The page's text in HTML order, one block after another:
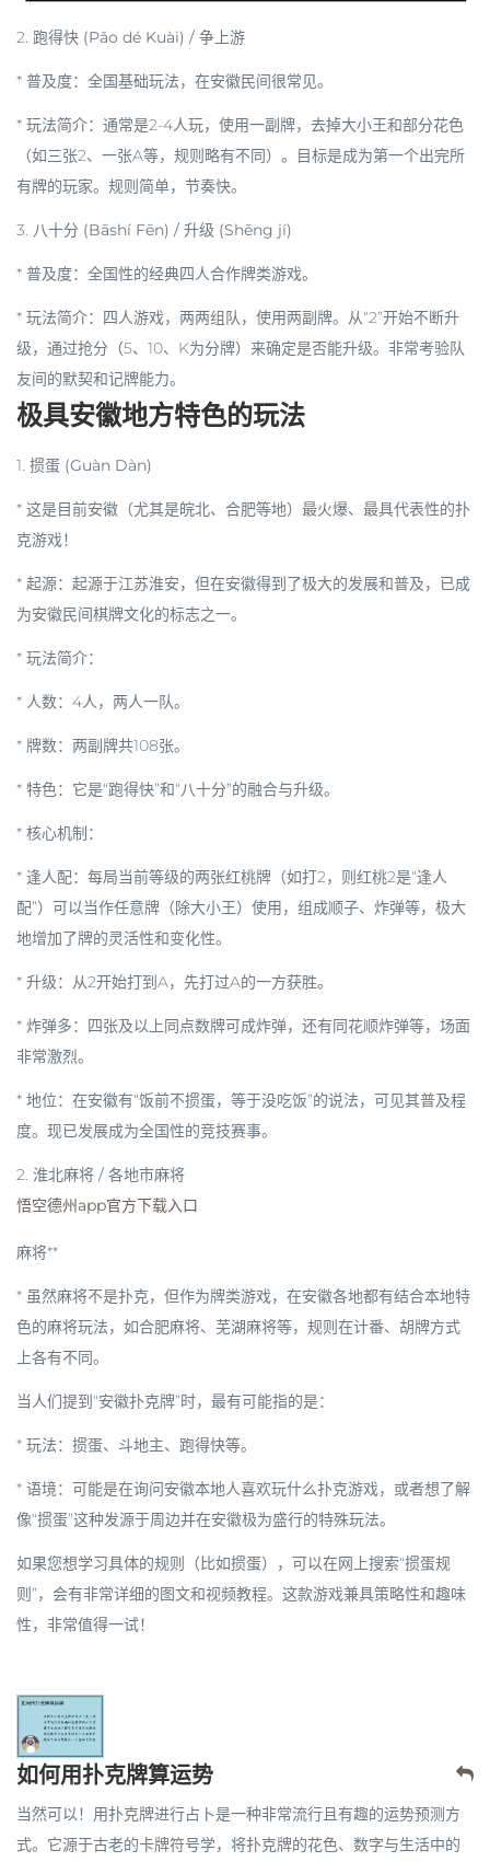
2. 跑得快 (Pǎo dé Kuài) / 争上游
* 普及度：全国基础玩法，在安徽民间很常见。
* 玩法简介：通常是2-4人玩，使用一副牌，去掉大小王和部分花色
（如三张2、一张A等，规则略有不同）。目标是成为第一个出完所
有牌的玩家。规则简单，节奏快。
3. 八十分 (Bāshí Fēn) / 升级 (Shēng jí)
* 普及度：全国性的经典四人合作牌类游戏。
* 玩法简介：四人游戏，两两组队，使用两副牌。从“2”开始不断升
级，通过抢分（5、10、K为分牌）来确定是否能升级。非常考验队
友间的默契和记牌能力。
极具安徽地方特色的玩法
1. 掼蛋 (Guàn Dàn)
* 这是目前安徽（尤其是皖北、合肥等地）最火爆、最具代表性的扑
克游戏！
* 起源：起源于江苏淮安，但在安徽得到了极大的发展和普及，已成
为安徽民间棋牌文化的标志之一。
* 玩法简介：
* 人数：4人，两人一队。
* 牌数：两副牌共108张。
* 特色：它是“跑得快”和“八十分”的融合与升级。
* 核心机制：
* 逢人配：每局当前等级的两张红桃牌（如打2，则红桃2是“逢人
配”）可以当作任意牌（除大小王）使用，组成顺子、炸弹等，极大
地增加了牌的灵活性和变化性。
* 升级：从2开始打到A，先打过A的一方获胜。
* 炸弹多：四张及以上同点数牌可成炸弹，还有同花顺炸弹等，场面
非常激烈。
* 地位：在安徽有“饭前不掼蛋，等于没吃饭”的说法，可见其普及程
度。现已发展成为全国性的竞技赛事。
2. 淮北麻将 / 各地市麻将
悟空德州app官方下载入口
麻将**
* 虽然麻将不是扑克，但作为牌类游戏，在安徽各地都有结合本地特
色的麻将玩法，如合肥麻将、芜湖麻将等，规则在计番、胡牌方式
上各有不同。
当人们提到“安徽扑克牌”时，最有可能指的是：
* 玩法： 掼蛋、斗地主、跑得快等。
* 语境：可能是在询问安徽本地人喜欢玩什么扑克游戏，或者想了解
像“掼蛋”这种发源于周边并在安徽极为盛行的特殊玩法。
如果您想学习具体的规则（比如掼蛋），可以在网上搜索“掼蛋规
则”，会有非常详细的图文和视频教程。这款游戏兼具策略性和趣味
性，非常值得一试！
如何用扑克牌算运势
当然可以！用扑克牌进行占卜是一种非常流行且有趣的运势预测方
式。它源于古老的卡牌符号学，将扑克牌的花色、数字与生活中的